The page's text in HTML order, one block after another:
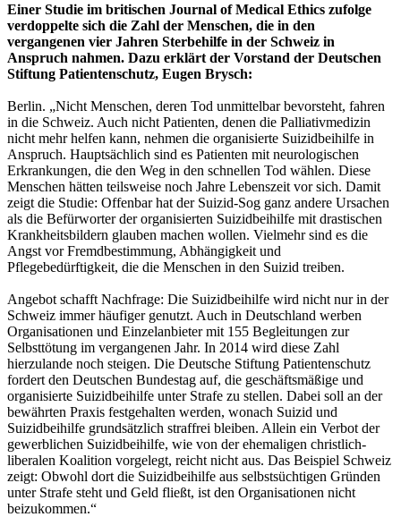
Einer Studie im britischen Journal of Medical Ethics zufolge
verdoppelte sich die Zahl der Menschen, die in den
vergangenen vier Jahren Sterbehilfe in der Schweiz in
Anspruch nahmen. Dazu erklärt der Vorstand der Deutschen
Stiftung Patientenschutz, Eugen Brysch:
Berlin. „Nicht Menschen, deren Tod unmittelbar bevorsteht, fahren
in die Schweiz. Auch nicht Patienten, denen die Palliativmedizin
nicht mehr helfen kann, nehmen die organisierte Suizidbeihilfe in
Anspruch. Hauptsächlich sind es Patienten mit neurologischen
Erkrankungen, die den Weg in den schnellen Tod wählen. Diese
Menschen hätten teilsweise noch Jahre Lebenszeit vor sich. Damit
zeigt die Studie: Offenbar hat der Suizid-Sog ganz andere Ursachen
als die Befürworter der organisierten Suizidbeihilfe mit drastischen
Krankheitsbildern glauben machen wollen. Vielmehr sind es die
Angst vor Fremdbestimmung, Abhängigkeit und
Pflegebedürftigkeit, die die Menschen in den Suizid treiben.
Angebot schafft Nachfrage: Die Suizidbeihilfe wird nicht nur in der
Schweiz immer häufiger genutzt. Auch in Deutschland werben
Organisationen und Einzelanbieter mit 155 Begleitungen zur
Selbsttötung im vergangenen Jahr. In 2014 wird diese Zahl
hierzulande noch steigen. Die Deutsche Stiftung Patientenschutz
fordert den Deutschen Bundestag auf, die geschäftsmäßige und
organisierte Suizidbeihilfe unter Strafe zu stellen. Dabei soll an der
bewährten Praxis festgehalten werden, wonach Suizid und
Suizidbeihilfe grundsätzlich straffrei bleiben. Allein ein Verbot der
gewerblichen Suizidbeihilfe, wie von der ehemaligen christlich-
liberalen Koalition vorgelegt, reicht nicht aus. Das Beispiel Schweiz
zeigt: Obwohl dort die Suizidbeihilfe aus selbstsüchtigen Gründen
unter Strafe steht und Geld fließt, ist den Organisationen nicht
beizukommen.“